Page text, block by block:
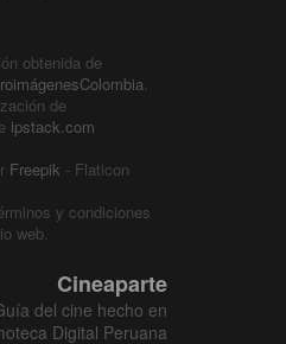
obtenida de
.
de
ipstack.com
Freepik - Flaticon
y condiciones
web.
Cineaparte
del cine hecho en
Digital Peruana